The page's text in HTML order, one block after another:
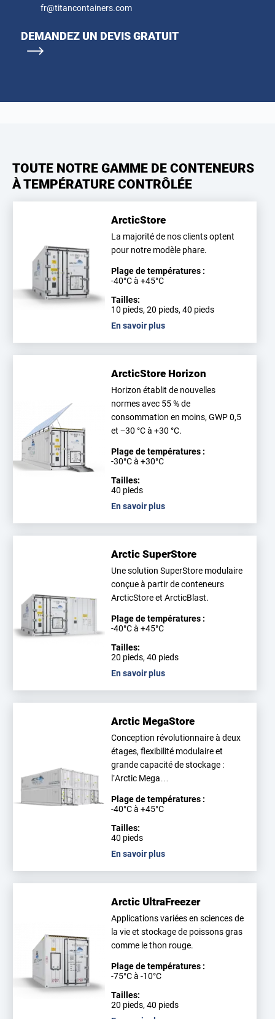
fr@titancontainers.com
DEMANDEZ UN DEVIS GRATUIT
TOUTE NOTRE GAMME DE CONTENEURS
À TEMPÉRATURE CONTRÔLÉE
ArcticStore
La majorité de nos clients optent
pour notre modèle phare.
Plage de températures :
-40°C à +45°C
Tailles:
10 pieds, 20 pieds, 40 pieds
En savoir plus
ArcticStore Horizon
Horizon établit de nouvelles
normes avec 55 % de
consommation en moins, GWP 0,5
et −30 °C à +30 °C.
Plage de températures :
-30°C à +30°C
Tailles:
40 pieds
En savoir plus
Arctic SuperStore
Une solution SuperStore modulaire
conçue à partir de conteneurs
ArcticStore et ArcticBlast.
Plage de températures :
-40°C à +45°C
Tailles:
20 pieds, 40 pieds
En savoir plus
Arctic MegaStore
Conception révolutionnaire à deux
étages, flexibilité modulaire et
grande capacité de stockage :
l’Arctic Mega…
Plage de températures :
-40°C à +45°C
Tailles:
40 pieds
En savoir plus
Arctic UltraFreezer
Applications variées en sciences de
la vie et stockage de poissons gras
comme le thon rouge.
Plage de températures :
-75°C à -10°C
Tailles:
20 pieds, 40 pieds